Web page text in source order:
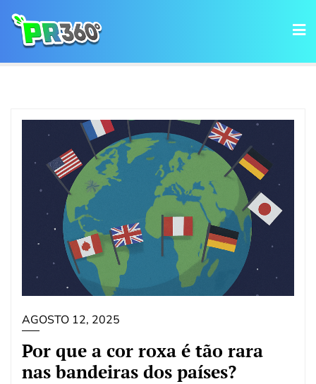
AGOSTO 12, 2025
Por que a cor roxa é tão rara
nas bandeiras dos países?